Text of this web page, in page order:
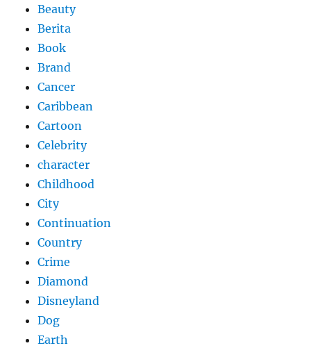
Beauty
Berita
Book
Brand
Cancer
Caribbean
Cartoon
Celebrity
character
Childhood
City
Continuation
Country
Crime
Diamond
Disneyland
Dog
Earth